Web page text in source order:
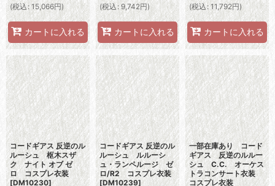
(税込: 15,066円)
カートに入れる
(税込: 9,742円)
カートに入れる
(税込: 11,792円)
カートに入れる
コードギアス 反逆のル
ルーシュ 枢木スザ
ク ナイト オブ ゼ
ロ コスプレ衣装
[DM10230]
コードギアス 反逆のル
ルーシュ ルルーシ
ュ・ランペルージ ゼ
ロ/R2 コスプレ衣装
[DM10239]
一部在庫あり コード
ギアス 反逆のルルー
シュ C.C. オーケス
トラコンサート衣装
コスプレ衣装